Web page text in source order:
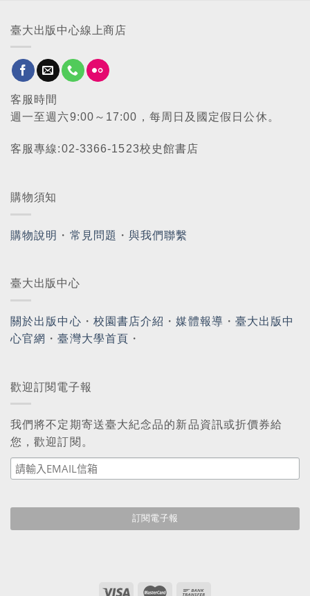
臺大出版中心線上商店
客服時間
週一至週六9:00～17:00，每周日及國定假日公休。
客服專線:02-3366-1523校史館書店
購物須知
購物說明 ・ 常見問題 ・與我們聯繫
臺大出版中心
關於出版中心 ・ 校園書店介紹 ・媒體報導 ・ 臺大出版中
心官網 ・臺灣大學首頁 ・
歡迎訂閱電子報
我們將不定期寄送臺大紀念品的新品資訊或折價券給
您，歡迎訂閱。